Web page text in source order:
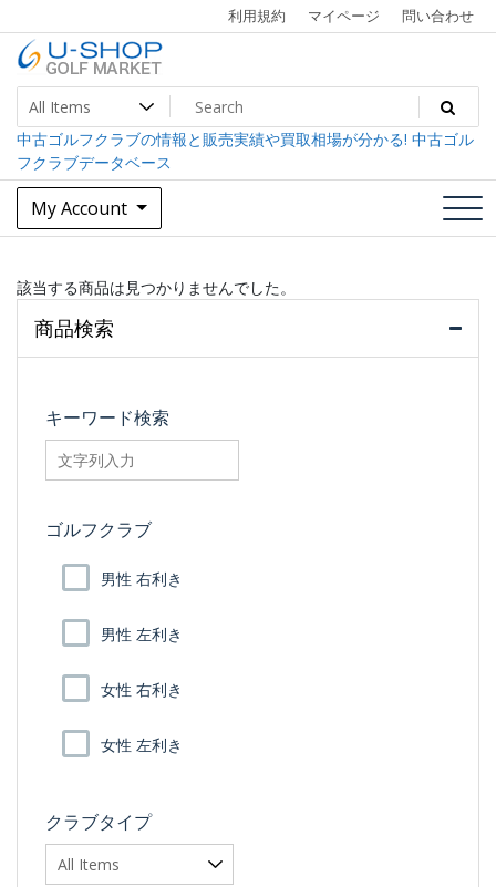
to
content
利用規約 マイページ 問い合わせ
U-SHOP Golf Market dev
中古ゴルフクラブ最大級！U-SHOPゴルフマーケット
中古ゴルフクラブの情報と販売実績や買取相場が分かる! 中古ゴル
フクラブデータベース
My Account
該当する商品は見つかりませんでした。
商品検索
キーワード検索
searchfilter_pro
ゴルフクラブ
男性 右利き
男性 左利き
女性 右利き
女性 左利き
クラブタイプ